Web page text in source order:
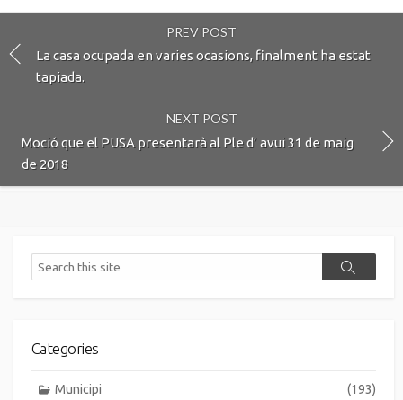
PREV POST
La casa ocupada en varies ocasions, finalment ha estat
tapiada.
NEXT POST
Moció que el PUSA presentarà al Ple d’ avui 31 de maig
de 2018
Search
Search
Categories
Municipi (193)